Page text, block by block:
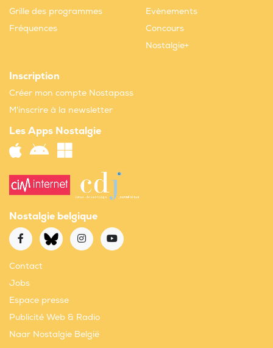
Grille des programmes
Fréquences
Evènements
Concours
Nostalgie+
Inscription
Créer mon compte Nostapass
M'inscrire à la newsletter
Les Apps Nostalgie
Nostalgie belgique
Contact
Jobs
Espace presse
Publicité Web & Radio
Naar Nostalgie België